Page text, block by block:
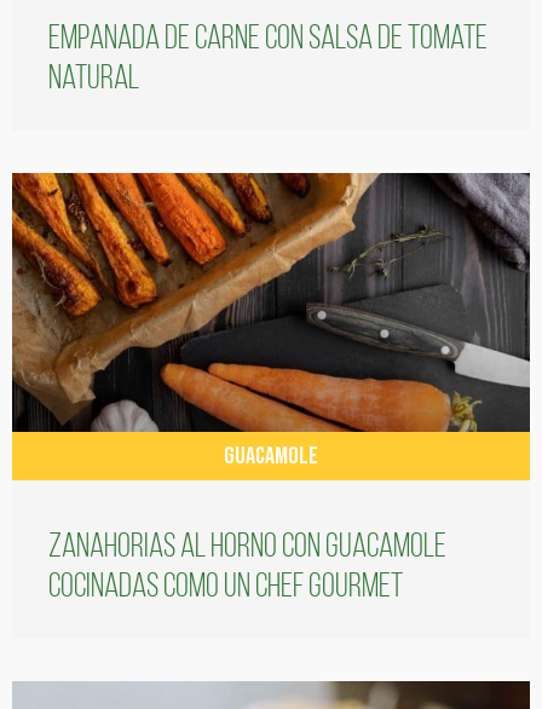
Empanada de carne con salsa de tomate
natural
GUACAMOLE
Zanahorias al horno con guacamole
cocinadas como un chef gourmet